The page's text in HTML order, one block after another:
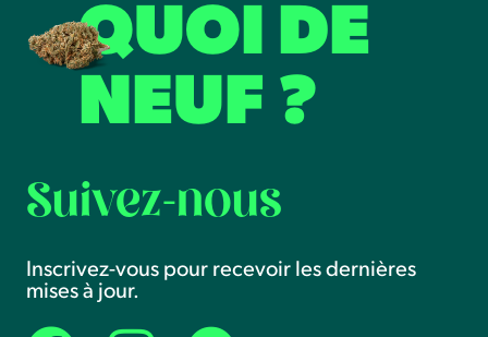
QUOI DE
NEUF ?
Suivez-nous
Inscrivez-vous pour recevoir les dernières
mises à jour.